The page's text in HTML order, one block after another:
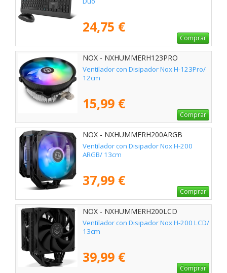
24,75 €
Comprar
NOX - NXHUMMERH123PRO
Ventilador con Disipador Nox H-123Pro/
12cm
15,99 €
Comprar
NOX - NXHUMMERH200ARGB
Ventilador con Disipador Nox H-200
ARGB/ 13cm
37,99 €
Comprar
NOX - NXHUMMERH200LCD
Ventilador con Disipador Nox H-200 LCD/
13cm
39,99 €
Comprar